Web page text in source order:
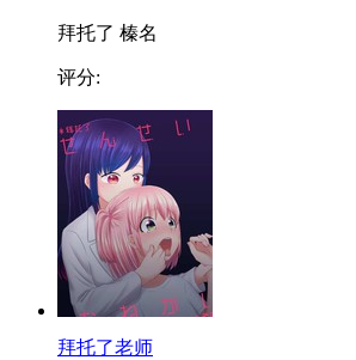
拜托了 榛名
评分:
拜托了老师